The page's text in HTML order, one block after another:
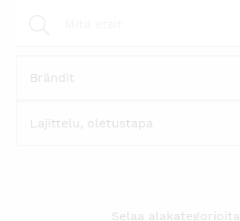
Selaa alakategorioita